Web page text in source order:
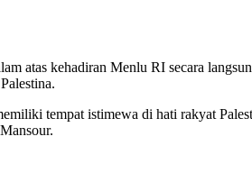
atas kehadiran Menlu RI secara
tempat istimewa di hati rakyat